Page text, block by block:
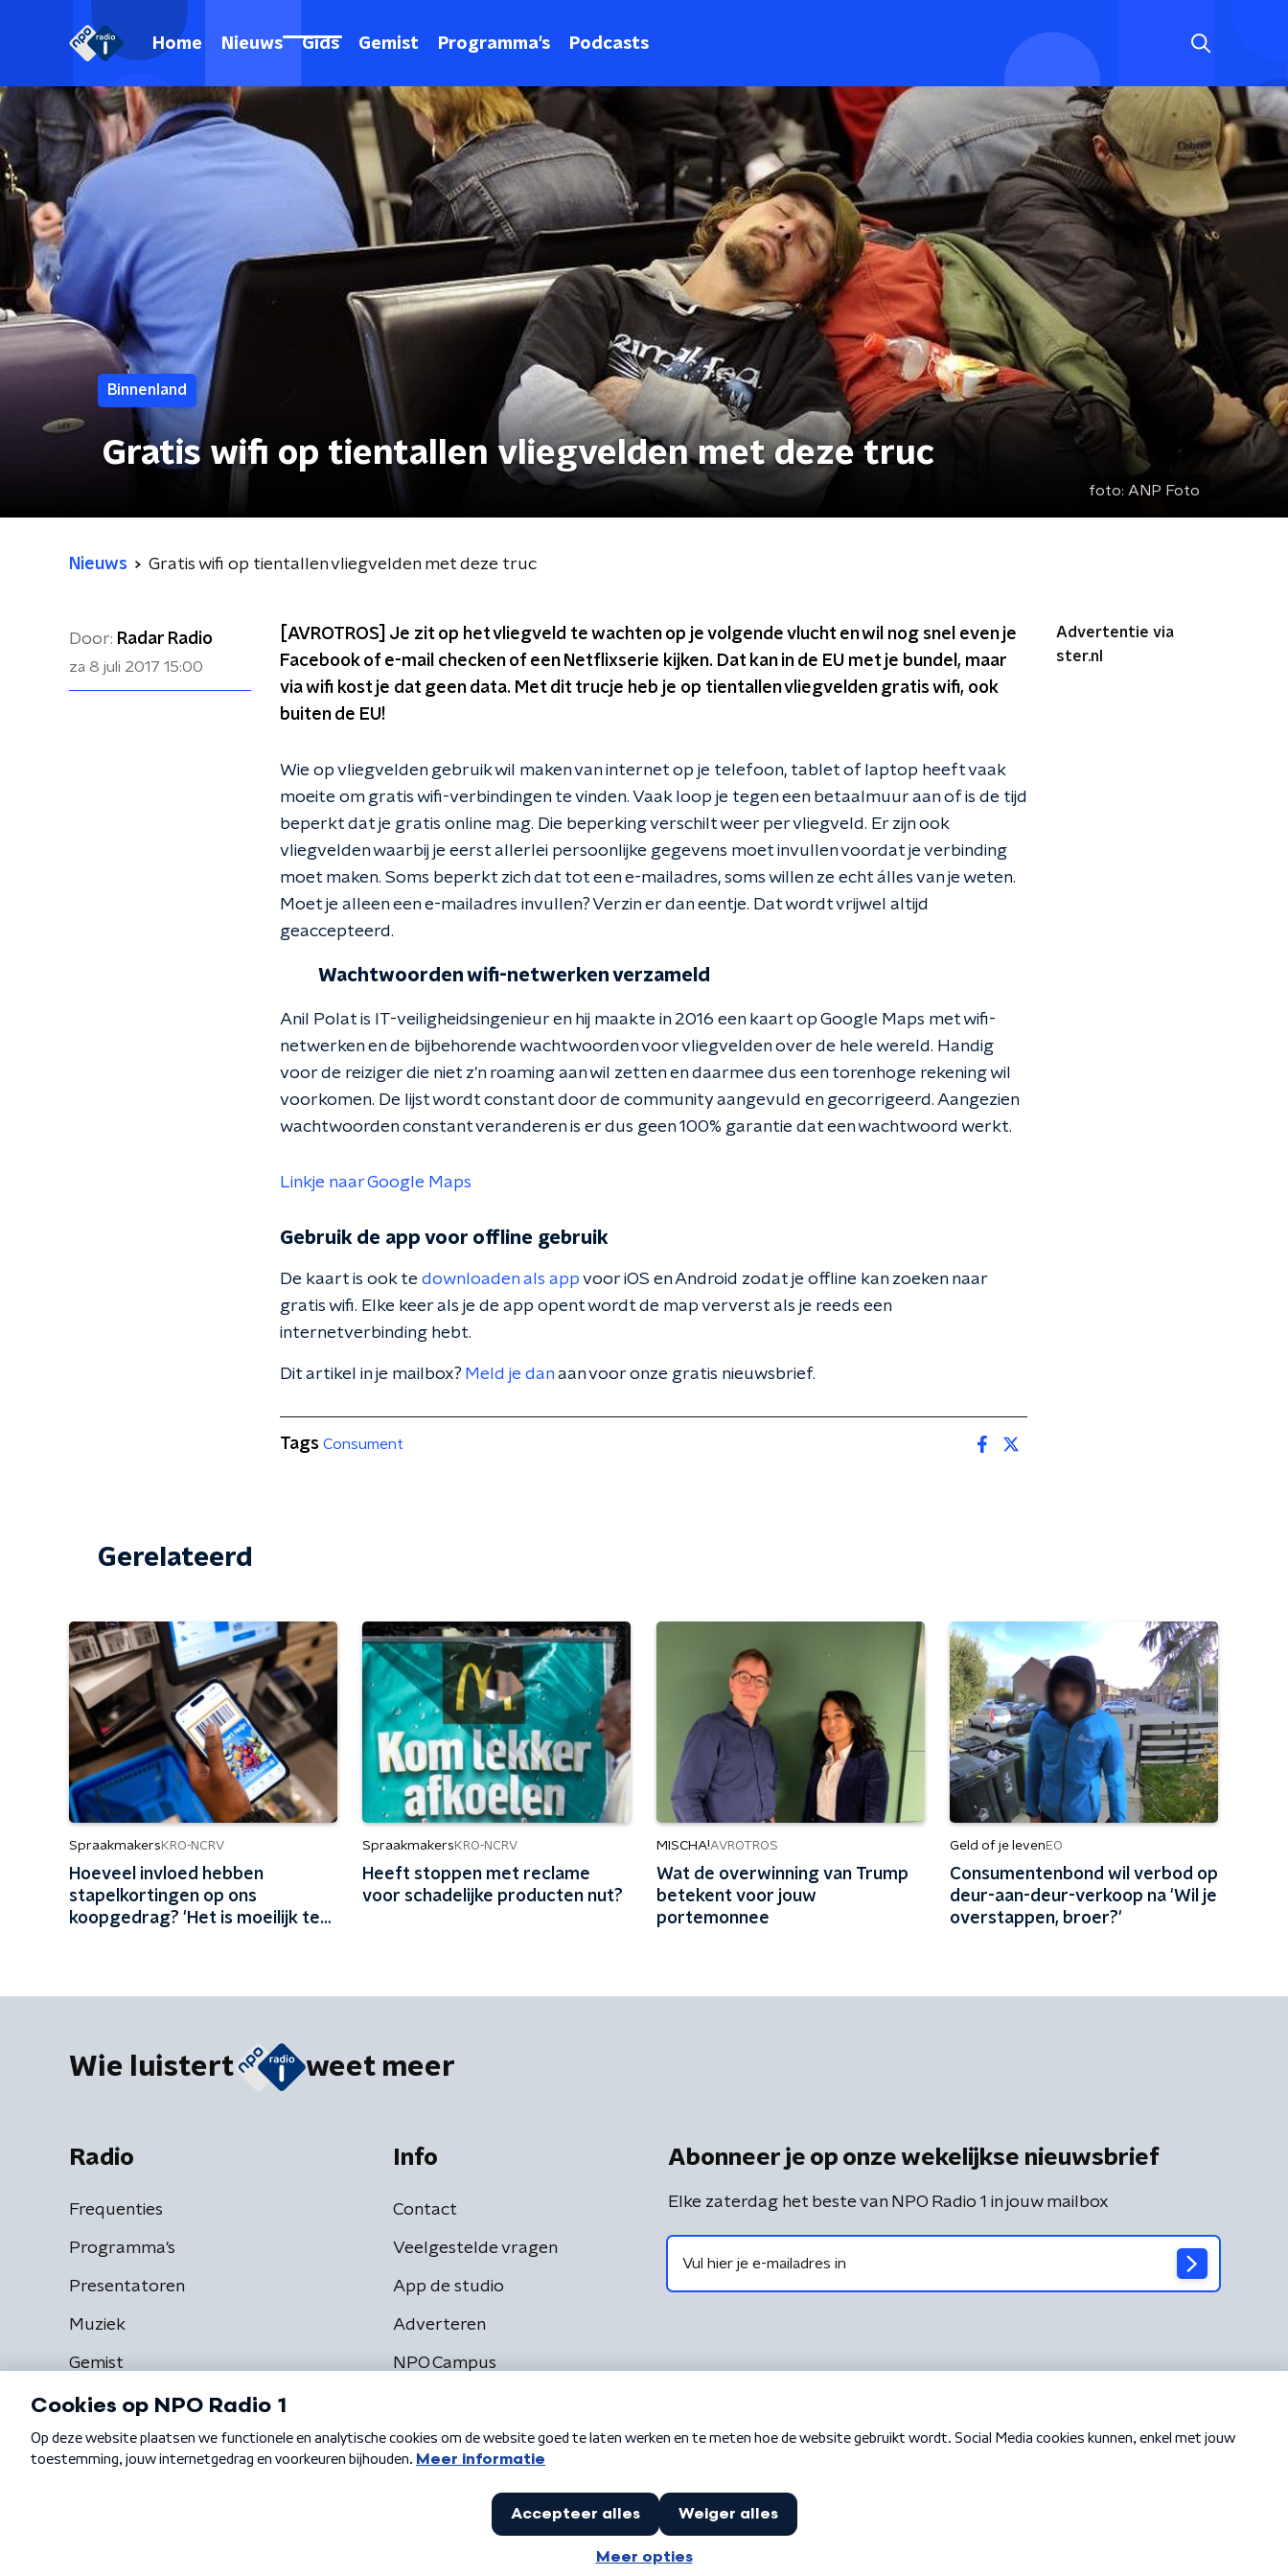
Home Nieuws Gids Gemist Programma's Podcasts
Binnenland
Gratis wifi op tientallen vliegvelden met deze truc
foto: ANP Foto
Nieuws Gratis wifi op tientallen vliegvelden met deze truc
Door: Radar Radio
za 8 juli 2017 15:00
[AVROTROS] Je zit op het vliegveld te wachten op je volgende vlucht en wil nog snel even je
Facebook of e-mail checken of een Netflixserie kijken. Dat kan in de EU met je bundel, maar
via wifi kost je dat geen data. Met dit trucje heb je op tientallen vliegvelden gratis wifi, ook
buiten de EU!
Wie op vliegvelden gebruik wil maken van internet op je telefoon, tablet of laptop heeft vaak
moeite om gratis wifi-verbindingen te vinden. Vaak loop je tegen een betaalmuur aan of is de tijd
beperkt dat je gratis online mag. Die beperking verschilt weer per vliegveld. Er zijn ook
vliegvelden waarbij je eerst allerlei persoonlijke gegevens moet invullen voordat je verbinding
moet maken. Soms beperkt zich dat tot een e-mailadres, soms willen ze echt álles van je weten.
Moet je alleen een e-mailadres invullen? Verzin er dan eentje. Dat wordt vrijwel altijd
geaccepteerd.
Wachtwoorden wifi-netwerken verzameld
Anil Polat is IT-veiligheidsingenieur en hij maakte in 2016 een kaart op Google Maps met wifi-
netwerken en de bijbehorende wachtwoorden voor vliegvelden over de hele wereld. Handig
voor de reiziger die niet z'n roaming aan wil zetten en daarmee dus een torenhoge rekening wil
voorkomen. De lijst wordt constant door de community aangevuld en gecorrigeerd. Aangezien
wachtwoorden constant veranderen is er dus geen 100% garantie dat een wachtwoord werkt.
Linkje naar Google Maps
Gebruik de app voor offline gebruik
De kaart is ook te downloaden als app voor iOS en Android zodat je offline kan zoeken naar
gratis wifi. Elke keer als je de app opent wordt de map ververst als je reeds een
internetverbinding hebt.
Dit artikel in je mailbox? Meld je dan aan voor onze gratis nieuwsbrief.
Advertentie via
ster.nl
Tags Consument
Gerelateerd
Spraakmakers KRO-NCRV
Hoeveel invloed hebben
stapelkortingen op ons
koopgedrag? 'Het is moeilijk te
Spraakmakers KRO-NCRV
Heeft stoppen met reclame
voor schadelijke producten nut?
MISCHA!AVROTROS
Wat de overwinning van Trump
betekent voor jouw
portemonnee
Geld of je leven EO
Consumentenbond wil verbod op
deur-aan-deur-verkoop na 'Wil je
overstappen, broer?'
Wie luistert weet meer
Radio
Frequenties
Programma's
Presentatoren
Muziek
Gemist
Info
Contact
Veelgestelde vragen
App de studio
Adverteren
NPO Campus
Abonneer je op onze wekelijkse nieuwsbrief
Elke zaterdag het beste van NPO Radio 1 in jouw mailbox
Algemene voorwaarden Privacybeleid